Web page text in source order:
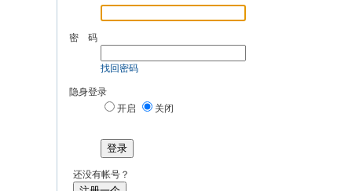
密 码
找回密码
隐身登录
开启
关闭
登录
还没有帐号？